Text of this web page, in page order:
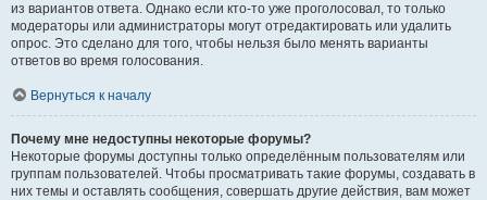
из вариантов ответа. Однако если кто-то уже проголосовал, то только
модераторы или администраторы могут отредактировать или удалить
опрос. Это сделано для того, чтобы нельзя было менять варианты
ответов во время голосования.
Вернуться к началу
Почему мне недоступны некоторые форумы?
Некоторые форумы доступны только определённым пользователям или
группам пользователей. Чтобы просматривать такие форумы, создавать в
них темы и оставлять сообщения, совершать другие действия, вам может